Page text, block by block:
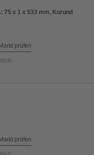
75 x 1 x 533 mm, Korund
prüfen
prüfen